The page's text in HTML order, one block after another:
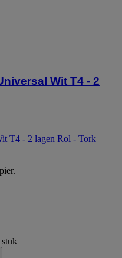
Wit T4 - 2
T4 - 2 lagen Rol - Tork